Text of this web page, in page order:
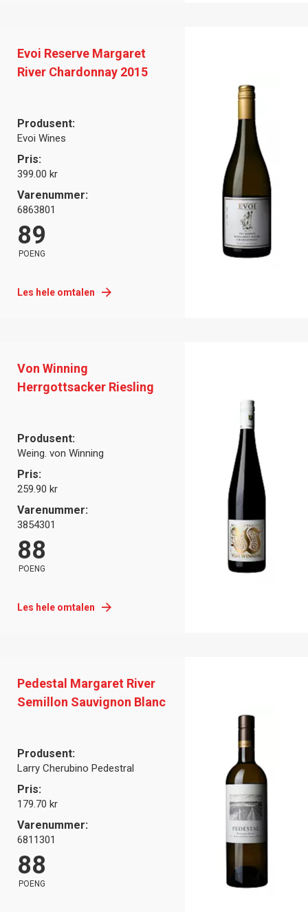
Evoi Reserve Margaret
River Chardonnay 2015
Produsent:
Evoi Wines
Pris:
399.00 kr
Varenummer:
6863801
89
POENG
Les hele omtalen
Von Winning
Herrgottsacker Riesling
Produsent:
Weing. von Winning
Pris:
259.90 kr
Varenummer:
3854301
88
POENG
Les hele omtalen
Pedestal Margaret River
Semillon Sauvignon Blanc
Produsent:
Larry Cherubino Pedestral
Pris:
179.70 kr
Varenummer:
6811301
88
POENG